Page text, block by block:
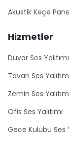
Akustik Keçe
Hizmetler
Duvar Ses Yalıtımı
Tavan Ses
Zemin Ses
Ofis Ses Yalıtımı
Gece Kulübü Ses